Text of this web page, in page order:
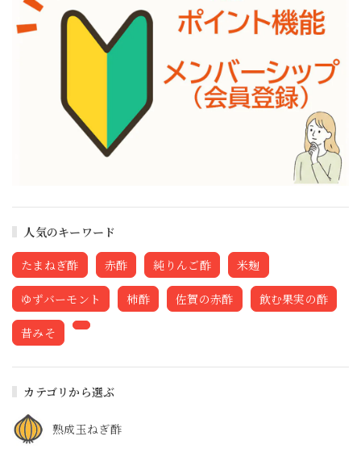
人気のキーワード
たまねぎ酢 赤酢 純りんご酢 米麹
ゆずバーモント 柿酢 佐賀の赤酢 飲む果実の酢
昔みそ
カテゴリから選ぶ
熟成玉ねぎ酢